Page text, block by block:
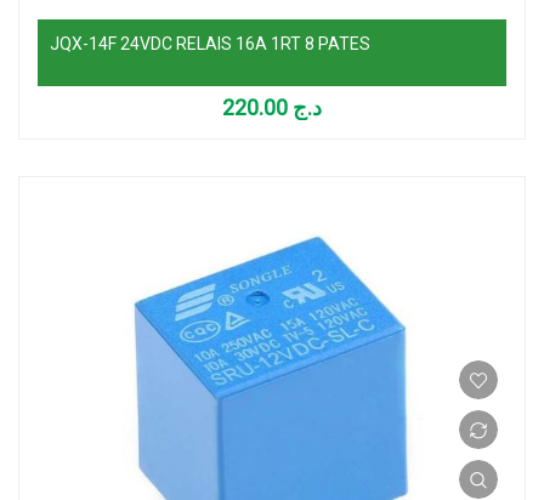
JQX-14F 24VDC RELAIS 16A 1RT 8 PATES
د.ج